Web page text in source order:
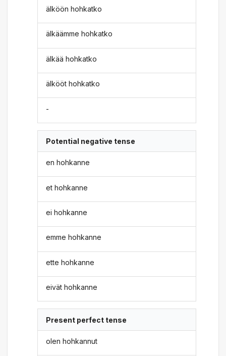
älköön hohkatko
älkäämme hohkatko
älkää hohkatko
älkööt hohkatko
-
Potential negative tense
en hohkanne
et hohkanne
ei hohkanne
emme hohkanne
ette hohkanne
eivät hohkanne
Present perfect tense
olen hohkannut